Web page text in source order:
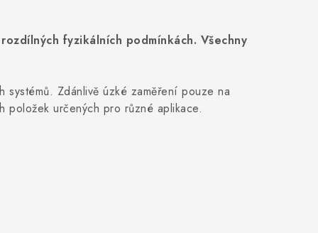
fyzikálních podmínkách. Všechny
Zdánlivě úzké zaměření pouze na
položek určených pro různé aplikace.